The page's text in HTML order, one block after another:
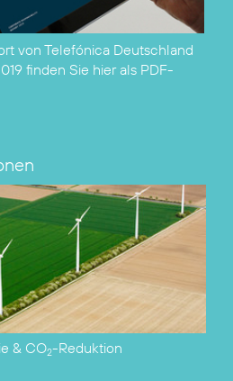
von Telefónica Deutschland
finden Sie hier als PDF-
& CO2-Reduktion